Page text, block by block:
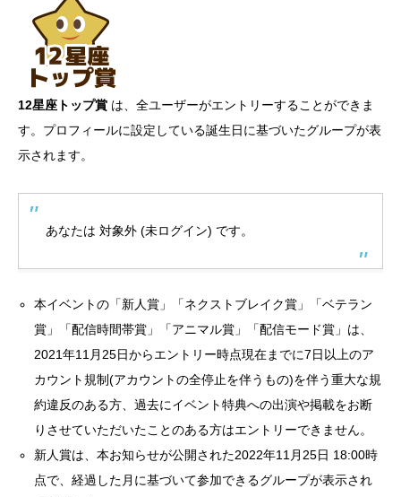
12星座トップ賞 は、全ユーザーがエントリーすることができま
す。プロフィールに設定している誕生日に基づいたグループが表
示されます。
あなたは 対象外 (未ログイン) です。
本イベントの「新人賞」「ネクストブレイク賞」「ベテラン
賞」「配信時間帯賞」「アニマル賞」「配信モード賞」は、
2021年11月25日からエントリー時点現在までに7日以上のア
カウント規制(アカウントの全停止を伴うもの)を伴う重大な規
約違反のある方、過去にイベント特典への出演や掲載をお断
りさせていただいたことのある方はエントリーできません。
新人賞は、本お知らせが公開された2022年11月25日 18:00時
点で、経過した月に基づいて参加できるグループが表示され